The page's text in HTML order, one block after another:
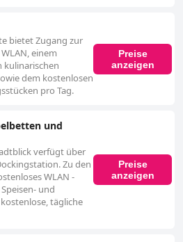
bietet Zugang zur
einem
kulinarischen
dem kostenlosen
pro Tag.
Preise
anzeigen
und
verfügt über
Zu den
WLAN -
und
tägliche
Preise
anzeigen